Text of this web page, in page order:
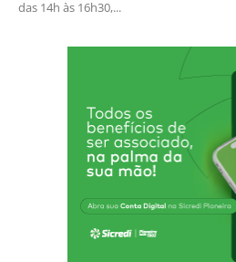
das 14h às 16h30,...